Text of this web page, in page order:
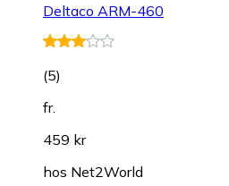
Deltaco ARM-460
(5)
fr.
459 kr
hos Net2World